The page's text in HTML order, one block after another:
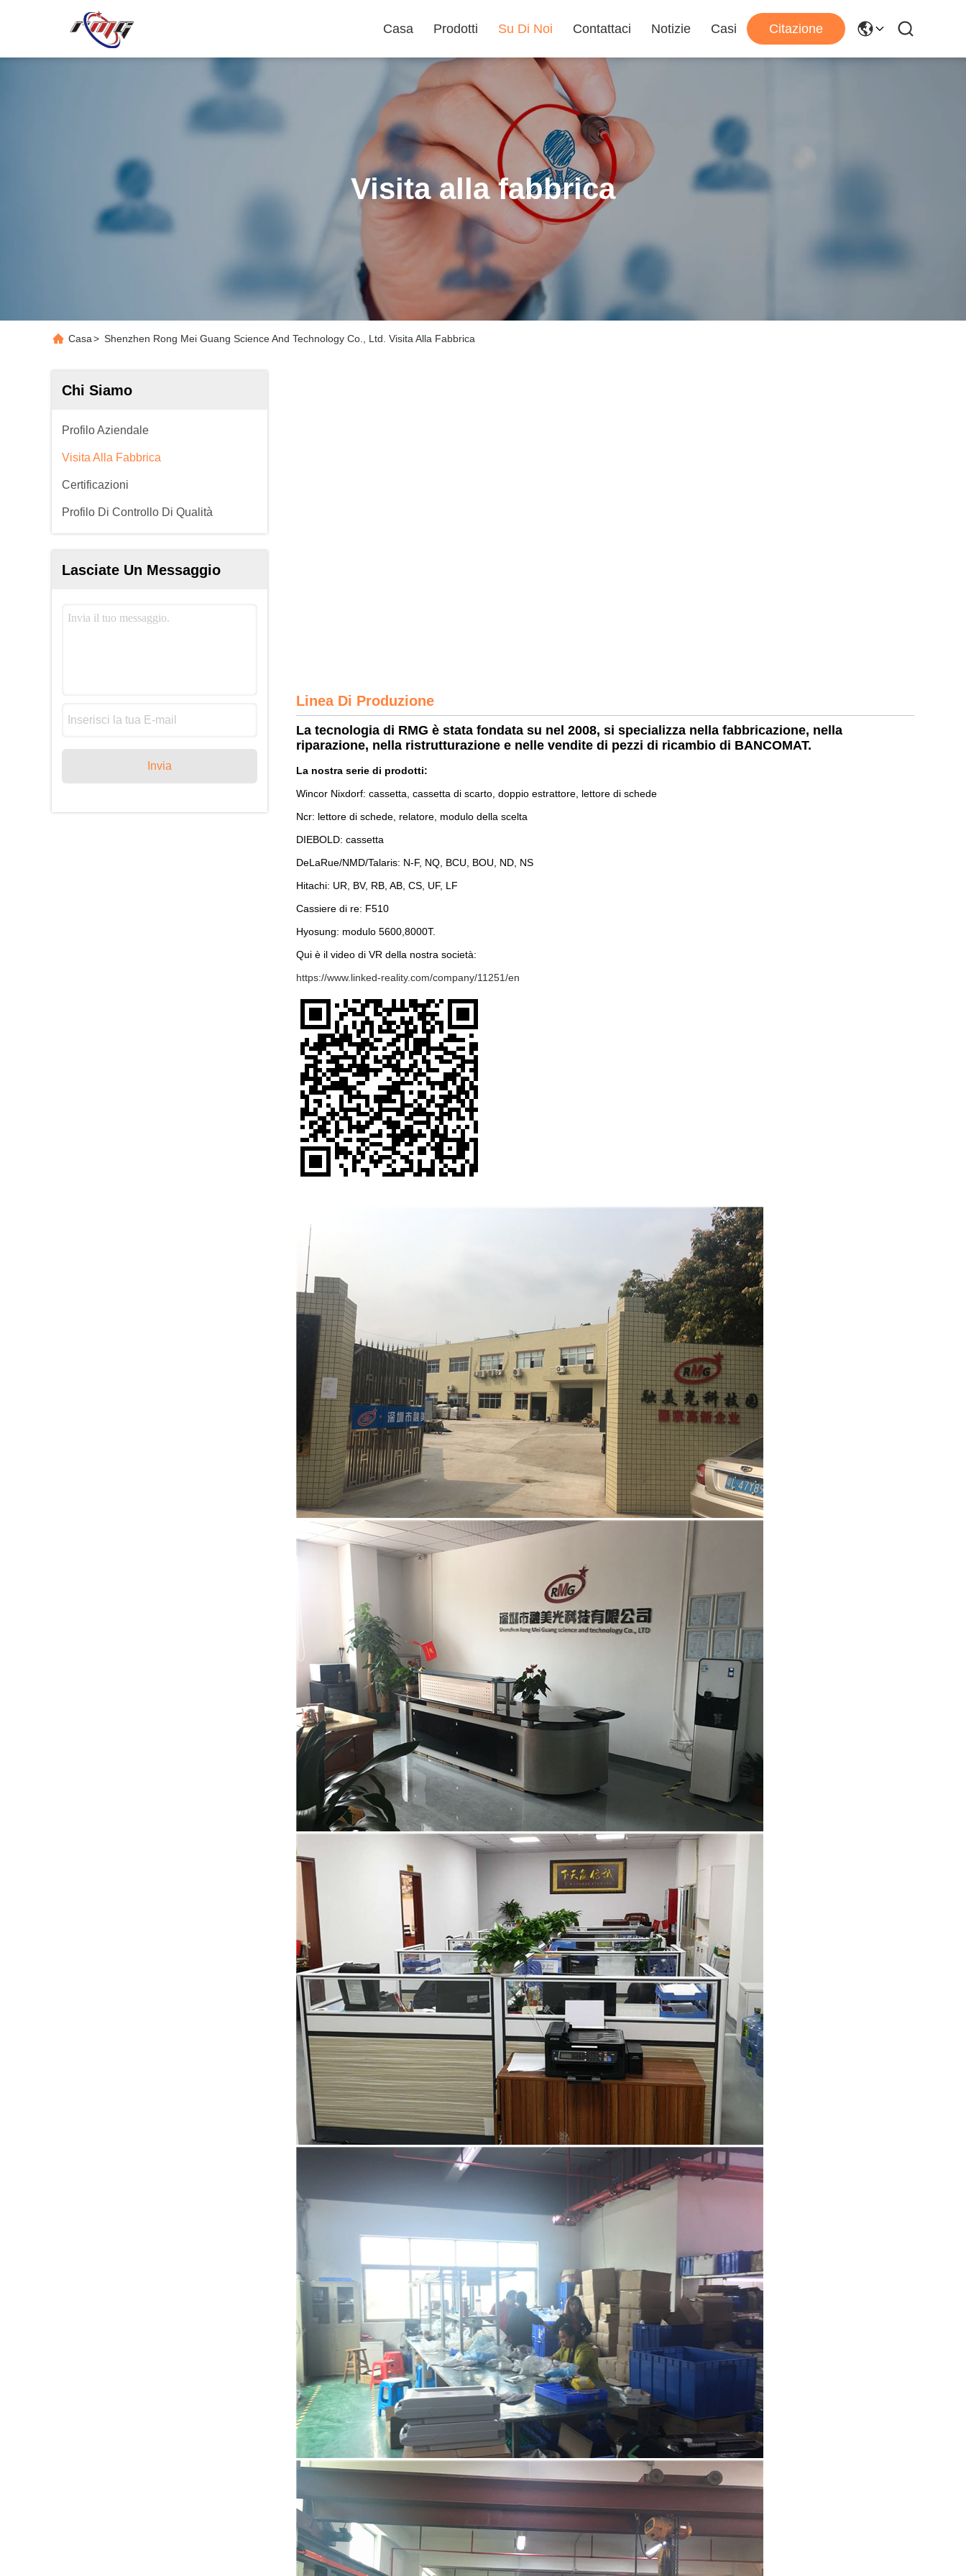
Casa Prodotti Su Di Noi Contattaci Notizie Casi Citazione
Visita alla fabbrica
Casa> Shenzhen Rong Mei Guang Science And Technology Co., Ltd. Visita Alla Fabbrica
Chi Siamo
Profilo Aziendale
Visita Alla Fabbrica
Certificazioni
Profilo Di Controllo Di Qualità
Lasciate Un Messaggio
Invia
Linea Di Produzione
La tecnologia di RMG è stata fondata su nel 2008, si specializza nella fabbricazione, nella
riparazione, nella ristrutturazione e nelle vendite di pezzi di ricambio di BANCOMAT.
La nostra serie di prodotti:
Wincor Nixdorf: cassetta, cassetta di scarto, doppio estrattore, lettore di schede
Ncr: lettore di schede, relatore, modulo della scelta
DIEBOLD: cassetta
DeLaRue/NMD/Talaris: N-F, NQ, BCU, BOU, ND, NS
Hitachi: UR, BV, RB, AB, CS, UF, LF
Cassiere di re: F510
Hyosung: modulo 5600,8000T.
Qui è il video di VR della nostra società:
https://www.linked-reality.com/company/11251/en